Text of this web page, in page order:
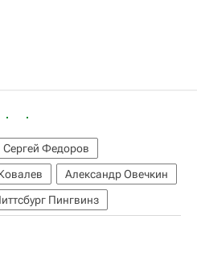
Сергей Федоров
Александр Овечкин
Пингвинз